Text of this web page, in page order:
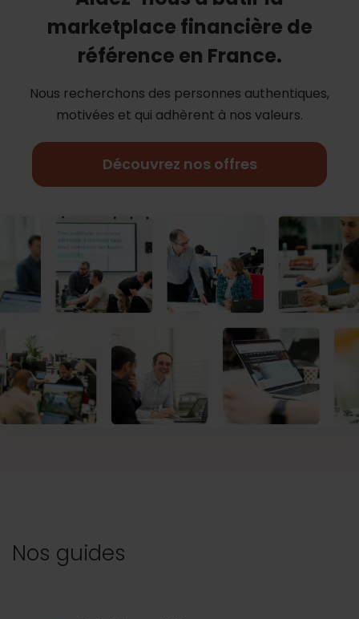
marketplace financière de
référence en France.
Nous recherchons des personnes authentiques,
motivées et qui adhèrent à nos valeurs.
Découvrez nos offres
Nos guides